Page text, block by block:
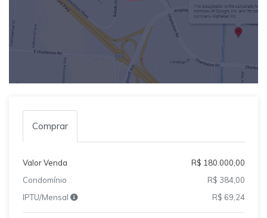
Comprar
Valor Venda
R$ 180.000,00
Condomínio
R$ 384,00
IPTU/Mensal
R$ 69,24